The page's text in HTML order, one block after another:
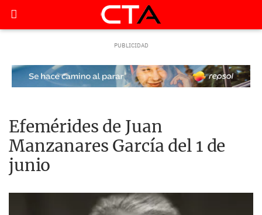
Efemérides de Juan
Manzanares García del 1 de
junio